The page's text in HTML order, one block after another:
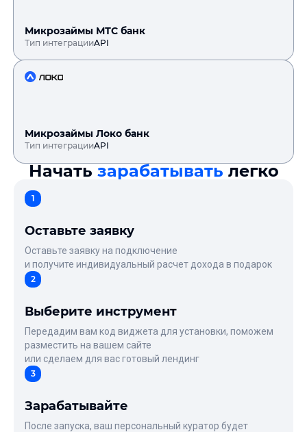
Микрозаймы МТС банк
Тип интеграцииAPI
Микрозаймы Локо банк
Тип интеграцииAPI
Начать зарабатывать легко
1
Оставьте заявку
Оставьте заявку на подключение
и получите индивидуальный расчет дохода в подарок
2
Выберите инструмент
Передадим вам код виджета для установки, поможем
разместить на вашем сайте
или сделаем для вас готовый лендинг
3
Зарабатывайте
После запуска, ваш персональный куратор будет